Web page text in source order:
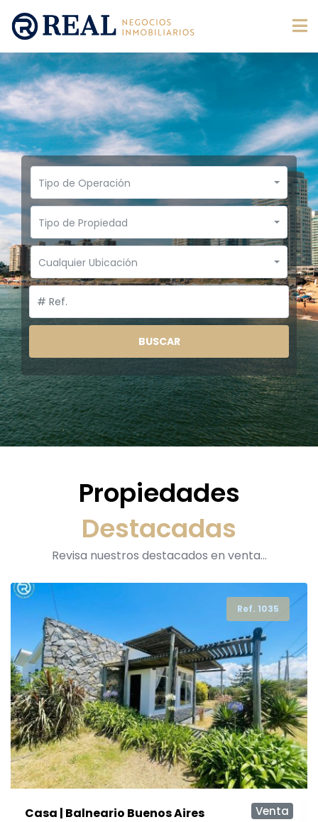
Tipo de Operación
Tipo de Propiedad
Cualquier Ubicación
BUSCAR
Propiedades
Destacadas
Revisa nuestros destacados en venta...
Ref. 1035
Casa | Balneario Buenos Aires
Venta
Ref. 590
Ref. 1136